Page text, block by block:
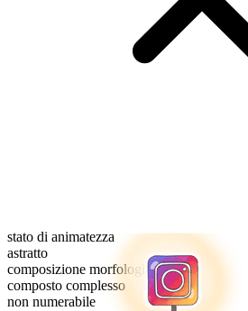
stato di animatezza
astratto
composizione morfologica
composto complesso
non numerabile